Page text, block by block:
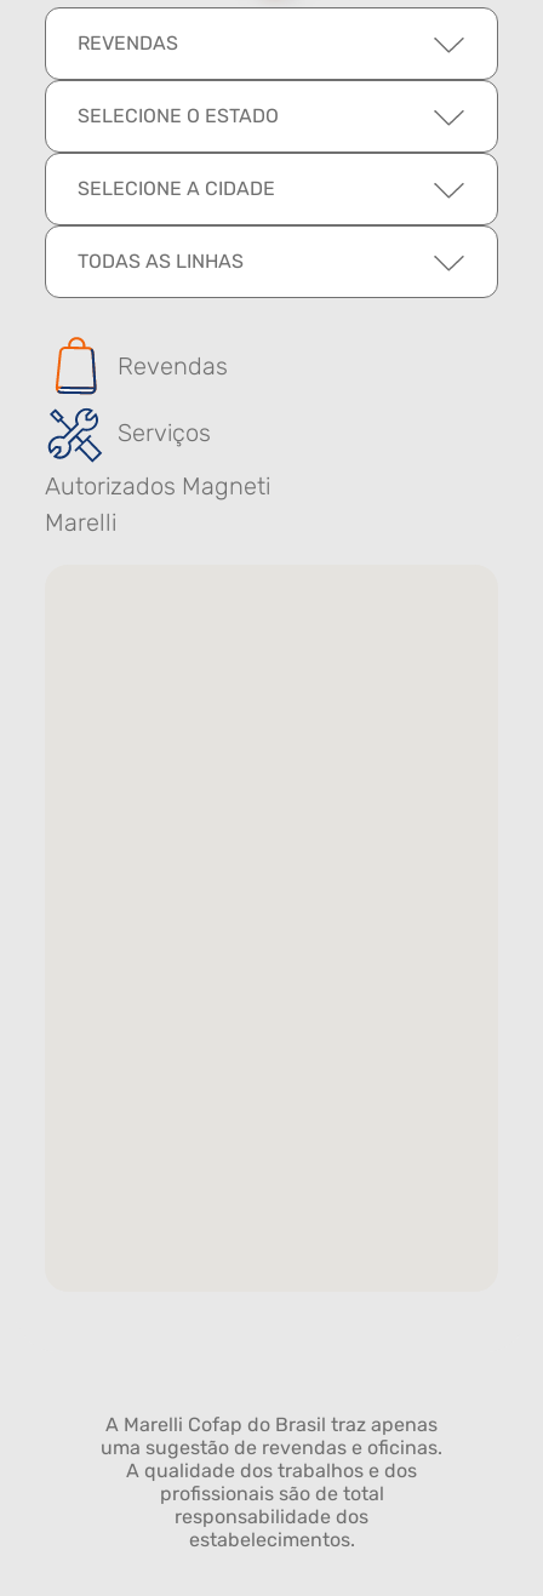
REVENDAS
SELECIONE O ESTADO
SELECIONE A CIDADE
TODAS AS LINHAS
Revendas
Serviços
Autorizados Magneti
Marelli
A Marelli Cofap do Brasil traz apenas
uma sugestão de revendas e oficinas.
A qualidade dos trabalhos e dos
profissionais são de total
responsabilidade dos
estabelecimentos.